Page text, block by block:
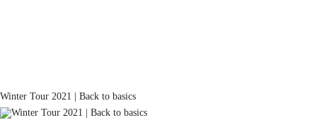
Winter Tour 2021 | Back to basics